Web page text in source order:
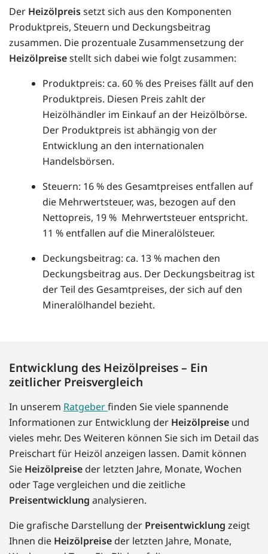
Der Heizölpreissetzt sich aus den Komponenten
Produktpreis, Steuern und Deckungsbeitrag
zusammen. Die prozentuale Zusammensetzung der
Heizölpreisestellt sich dabei wie folgt zusammen:
Produktpreis: ca. 60 % des Preises fällt auf den
Produktpreis. Diesen Preis zahlt der
Heizölhändler im Einkauf an der Heizölbörse.
Der Produktpreis ist abhängig von der
Entwicklung an den internationalen
Handelsbörsen.
Steuern: 16 % des Gesamtpreises entfallen auf
die Mehrwertsteuer, was, bezogen auf den
Nettopreis, 19 % Mehrwertsteuer entspricht.
11 % entfallen auf die Mineralölsteuer.
Deckungsbeitrag: ca. 13 % machen den
Deckungsbeitrag aus. Der Deckungsbeitrag ist
der Teil des Gesamtpreises, der sich auf den
Mineralölhandel bezieht.
Entwicklung des Heizölpreises – Ein
zeitlicher Preisvergleich
In unserem Ratgeberfinden Sie viele spannende
Informationen zur Entwicklung der Heizölpreise und
vieles mehr. Des Weiteren können Sie sich im Detail das
Preischart für Heizöl anzeigen lassen. Damit können
Sie Heizölpreise der letzten Jahre, Monate, Wochen
oder Tage vergleichen und die zeitliche
Preisentwicklung analysieren.
Die grafische Darstellung der Preisentwicklung zeigt
Ihnen die Heizölpreise der letzten Jahre, Monate,